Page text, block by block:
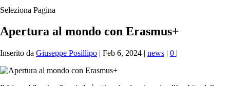
Seleziona Pagina
Apertura al mondo con Erasmus+
Inserito da Giuseppe Posillipo | Feb 6, 2024 | news | 0 |